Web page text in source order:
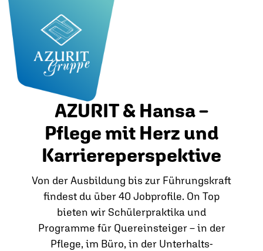
AZURIT & Hansa –
Pflege mit Herz und
Karriereperspektive
Von der Ausbildung bis zur Führungskraft
findest du über 40 Jobprofile. On Top
bieten wir Schülerpraktika und
Programme für Quereinsteiger – in der
Pflege, im Büro, in der Unterhalts­